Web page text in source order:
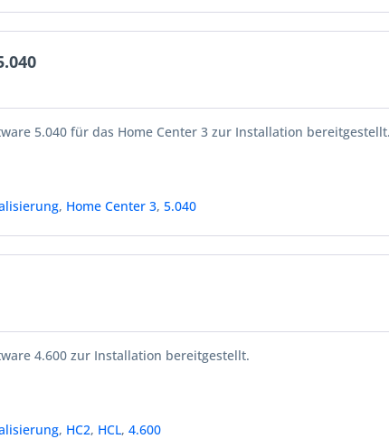
5.040 für das Home Center 3 zur Installation
, Home Center 3,5.040
4.600 zur Installation bereitgestellt.
, HC2, HCL,4.600